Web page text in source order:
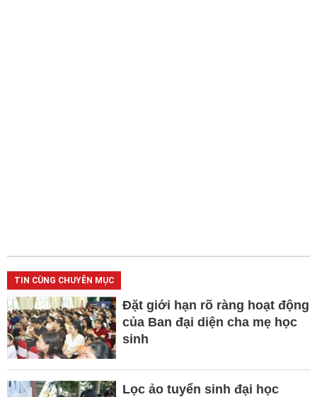
TIN CÙNG CHUYÊN MỤC
Đặt giới hạn rõ ràng hoạt động
của Ban đại diện cha mẹ học
sinh
Lọc ảo tuyển sinh đại học